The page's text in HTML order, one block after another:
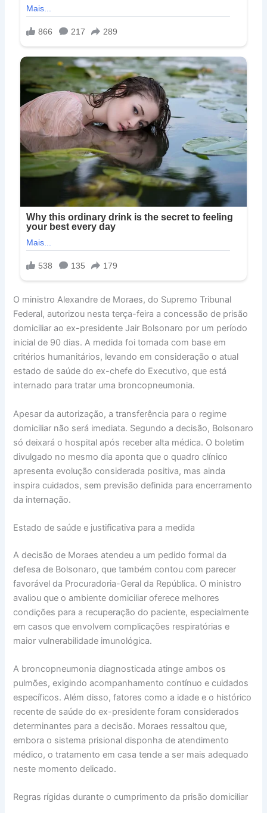
O ministro Alexandre de Moraes, do Supremo Tribunal
Federal, autorizou nesta terça-feira a concessão de prisão
domiciliar ao ex-presidente Jair Bolsonaro por um período
inicial de 90 dias. A medida foi tomada com base em
critérios humanitários, levando em consideração o atual
estado de saúde do ex-chefe do Executivo, que está
internado para tratar uma broncopneumonia.
Apesar da autorização, a transferência para o regime
domiciliar não será imediata. Segundo a decisão, Bolsonaro
só deixará o hospital após receber alta médica. O boletim
divulgado no mesmo dia aponta que o quadro clínico
apresenta evolução considerada positiva, mas ainda
inspira cuidados, sem previsão definida para encerramento
da internação.
Estado de saúde e justificativa para a medida
A decisão de Moraes atendeu a um pedido formal da
defesa de Bolsonaro, que também contou com parecer
favorável da Procuradoria-Geral da República. O ministro
avaliou que o ambiente domiciliar oferece melhores
condições para a recuperação do paciente, especialmente
em casos que envolvem complicações respiratórias e
maior vulnerabilidade imunológica.
A broncopneumonia diagnosticada atinge ambos os
pulmões, exigindo acompanhamento contínuo e cuidados
específicos. Além disso, fatores como a idade e o histórico
recente de saúde do ex-presidente foram considerados
determinantes para a decisão. Moraes ressaltou que,
embora o sistema prisional disponha de atendimento
médico, o tratamento em casa tende a ser mais adequado
neste momento delicado.
Regras rígidas durante o cumprimento da prisão domiciliar